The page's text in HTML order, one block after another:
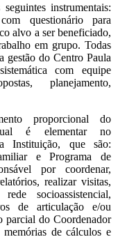
instrumentais:
questionário para
alvo a ser beneficiado,
em grupo. Todas
gestão do Centro Paula
com equipe
planejamento,
proporcional do
é elementar no
Instituição, que são:
e Programa de
por coordenar,
realizar visitas,
socioassistencial,
de articulação e/ou
parcial do Coordenador
de cálculos e